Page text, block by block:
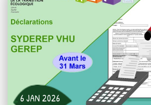
6 JAN 2026